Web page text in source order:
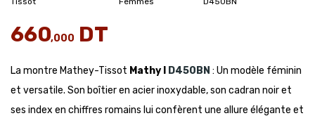
660,000 DT
La montre Mathey-Tissot Mathy I D450BN : Un modèle féminin
et versatile. Son boîtier en acier inoxydable, son cadran noir et
ses index en chiffres romains lui confèrent une allure élégante et